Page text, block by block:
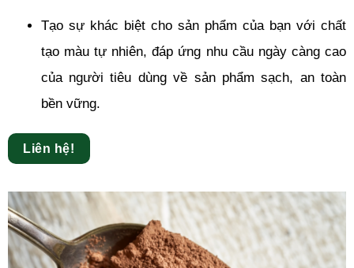
Tạo sự khác biệt cho sản phẩm của bạn với chất
tạo màu tự nhiên, đáp ứng nhu cầu ngày càng cao
của người tiêu dùng về sản phẩm sạch, an toàn
bền vững.
Liên hệ!